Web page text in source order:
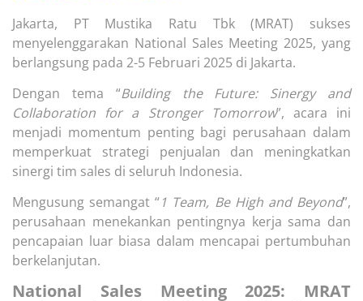
Jakarta, PT Mustika Ratu Tbk (MRAT) sukses
menyelenggarakan National Sales Meeting 2025, yang
berlangsung pada 2-5 Februari 2025 di Jakarta.
Dengan tema “Building the Future: Sinergy and
Collaboration for a Stronger Tomorrow”, acara ini
menjadi momentum penting bagi perusahaan dalam
memperkuat strategi penjualan dan meningkatkan
sinergi tim sales di seluruh Indonesia.
Mengusung semangat “1 Team, Be High and Beyond”,
perusahaan menekankan pentingnya kerja sama dan
pencapaian luar biasa dalam mencapai pertumbuhan
berkelanjutan.
National Sales Meeting 2025: MRAT